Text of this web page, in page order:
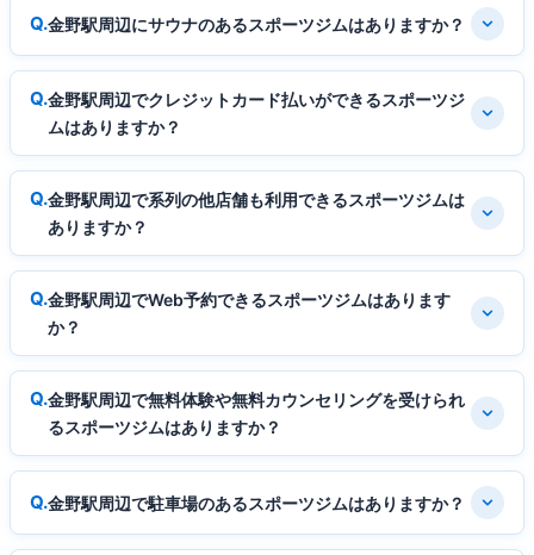
金野駅周辺にサウナのあるスポーツジムはありますか？
金野駅周辺でクレジットカード払いができるスポーツジ
ムはありますか？
金野駅周辺で系列の他店舗も利用できるスポーツジムは
ありますか？
金野駅周辺でWeb予約できるスポーツジムはあります
か？
金野駅周辺で無料体験や無料カウンセリングを受けられ
るスポーツジムはありますか？
金野駅周辺で駐車場のあるスポーツジムはありますか？